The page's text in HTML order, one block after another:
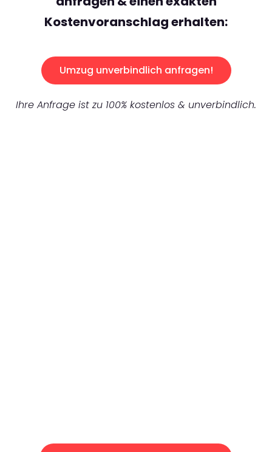
Kostenvoranschlag erhalten:
Umzug unverbindlich anfragen!
Ihre Anfrage ist zu 100% kostenlos & unverbindlich.